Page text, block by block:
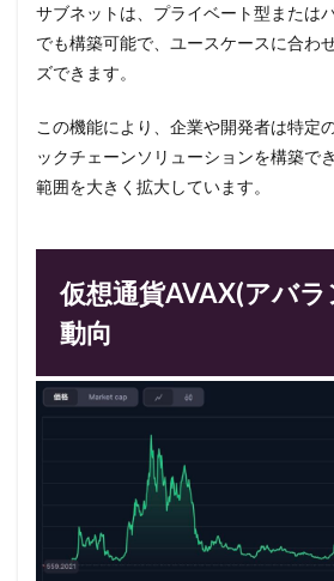
サブネットは、プライベート型または
でも構築可能で、ユースケースに合わ
ズできます。
この機能により、企業や開発者は特定
ックチェーンソリューションを構築で
範囲を大きく拡大しています。
仮想通貨AVAX(アバ
動向